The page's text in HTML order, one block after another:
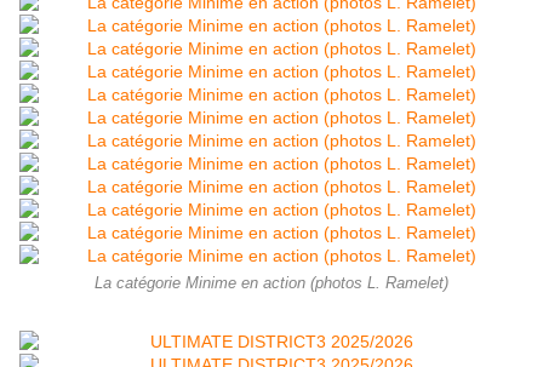
La catégorie Minime en action (photos L. Ramelet)